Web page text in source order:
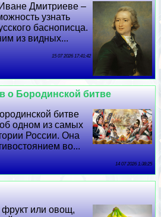
Дмитриеве –
узнать
баснописца.
из видных...
15 07 2026 17:41:42
о Бородинской битве
битве
одном из самых
России. Она
во...
14 07 2026 1:38:25
фрукт или овощ,